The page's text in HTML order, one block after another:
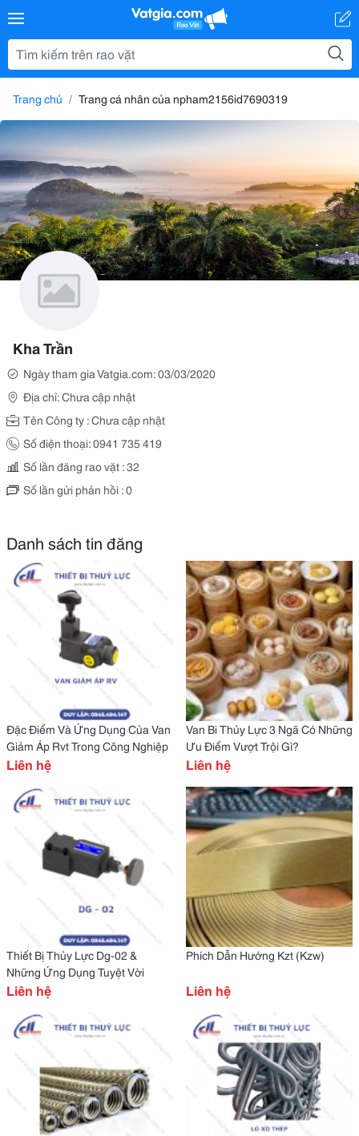
Trang chủ Trang cá nhân của npham2156id7690319
Kha Trần
Ngày tham gia Vatgia.com: 03/03/2020
Địa chỉ: Chưa cập nhật
Tên Công ty : Chưa cập nhật
Số điện thoại: 0941 735 419
Số lần đăng rao vặt : 32
Số lần gửi phản hồi : 0
Danh sách tin đăng
Đặc Điểm Và Ứng Dụng Của Van
Giảm Áp Rvt Trong Công Nghiệp
Liên hệ
Van Bi Thủy Lực 3 Ngã Có Những
Ưu Điểm Vượt Trội Gì?
Liên hệ
Thiết Bị Thủy Lực Dg-02 &
Những Ứng Dụng Tuyệt Vời
Liên hệ
Phích Dẫn Hướng Kzt (Kzw)
Liên hệ